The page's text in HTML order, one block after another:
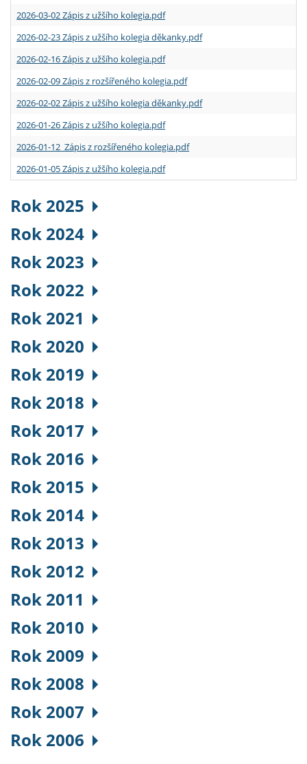
2026-03-02 Zápis z užšího kolegia.pdf
2026-02-23 Zápis z užšího kolegia děkanky.pdf
2026-02-16 Zápis z užšího kolegia.pdf
2026-02-09 Zápis z rozšířeného kolegia.pdf
2026-02-02 Zápis z užšího kolegia děkanky.pdf
2026-01-26 Zápis z užšího kolegia.pdf
2026-01-12 Zápis z rozšířeného kolegia.pdf
2026-01-05 Zápis z užšího kolegia.pdf
Rok 2025
Rok 2024
Rok 2023
Rok 2022
Rok 2021
Rok 2020
Rok 2019
Rok 2018
Rok 2017
Rok 2016
Rok 2015
Rok 2014
Rok 2013
Rok 2012
Rok 2011
Rok 2010
Rok 2009
Rok 2008
Rok 2007
Rok 2006